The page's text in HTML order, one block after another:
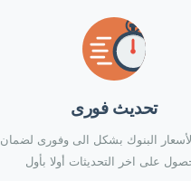
تحديث فورى
البنوك بشكل الى وفورى لضمان
على اخر التحديثات أولا بأول